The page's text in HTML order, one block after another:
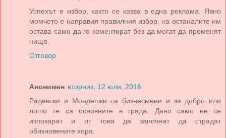
Успехът е избор, както се казва в една реклама. Явно
момчето е направил правилния избор, на останалите им
остава само да го коментират без да могат да променят
нищо.
Отговор
Анонимен вторник, 12 юли, 2016
Радевски и Мондешки са бизнесмени и за добро или
лошо те са основните в града. Дано само не се
изпокарат и от това да започнат да страдат
обикновените хора.